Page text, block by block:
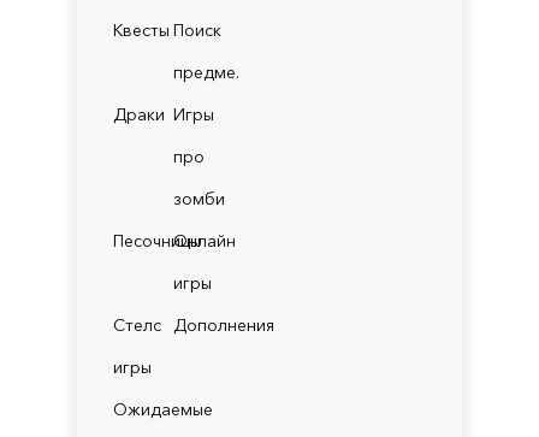
Квесты Поиск
предме.
Драки Игры
про
зомби
ПесочницыОнлайн
игры
Стелс
игры
Дополнения
Ожидаемые